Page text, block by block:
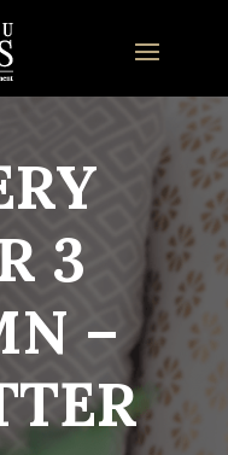
3
–